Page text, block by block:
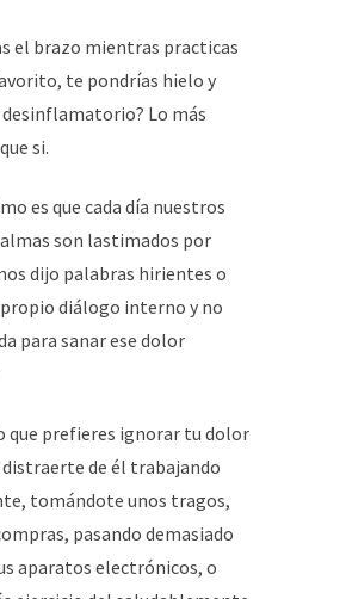
el brazo mientras practicas
te pondrías hielo y
Lo más
si.
es que cada día nuestros
son lastimados por
dijo palabras hirientes o
diálogo interno y no
para sanar ese dolor
que prefieres ignorar tu dolor
de él trabajando
tomándote unos tragos,
pasando demasiado
aparatos electrónicos, o